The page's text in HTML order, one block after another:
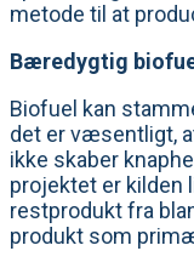
metode til at
Bæredygtig
Biofuel kan
det er væsentligt,
ikke skaber
projektet er kilden
restprodukt fra
produkt som